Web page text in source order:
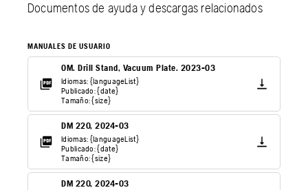
Documentos de ayuda y descargas relacionados
MANUALES DE USUARIO
OM. Drill Stand, Vacuum Plate. 2023-03
Idiomas: {languageList}
Publicado: {date}
Tamaño: {size}
DM 220, 2024-03
Idiomas: {languageList}
Publicado: {date}
Tamaño: {size}
DM 220, 2024-03